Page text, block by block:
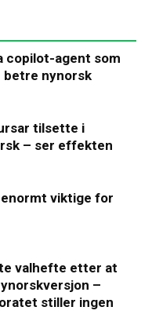
copilot-agent som
betre nynorsk
tilsette i
– ser effekten
viktige for
valhefte etter at
–
stiller ingen